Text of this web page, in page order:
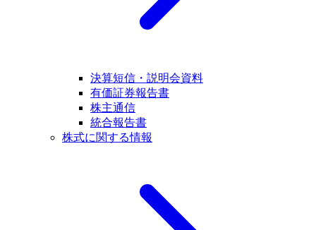
決算短信・説明会資料
有価証券報告書
株主通信
統合報告書
株式に関する情報